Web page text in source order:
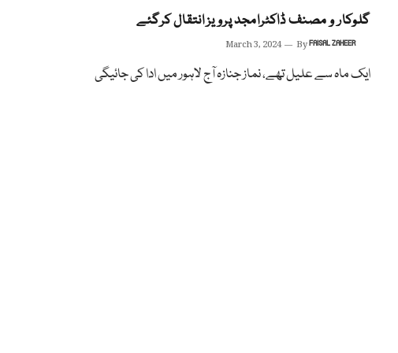
گلوکار و مصنف ڈاکٹرامجد پرویز انتقال کرگئے
March 3, 2024 ByFAISAL ZAHEER
ایک ماہ سے علیل تھے، نماز جنازہ آج لاہور میں ادا کی جائیگی